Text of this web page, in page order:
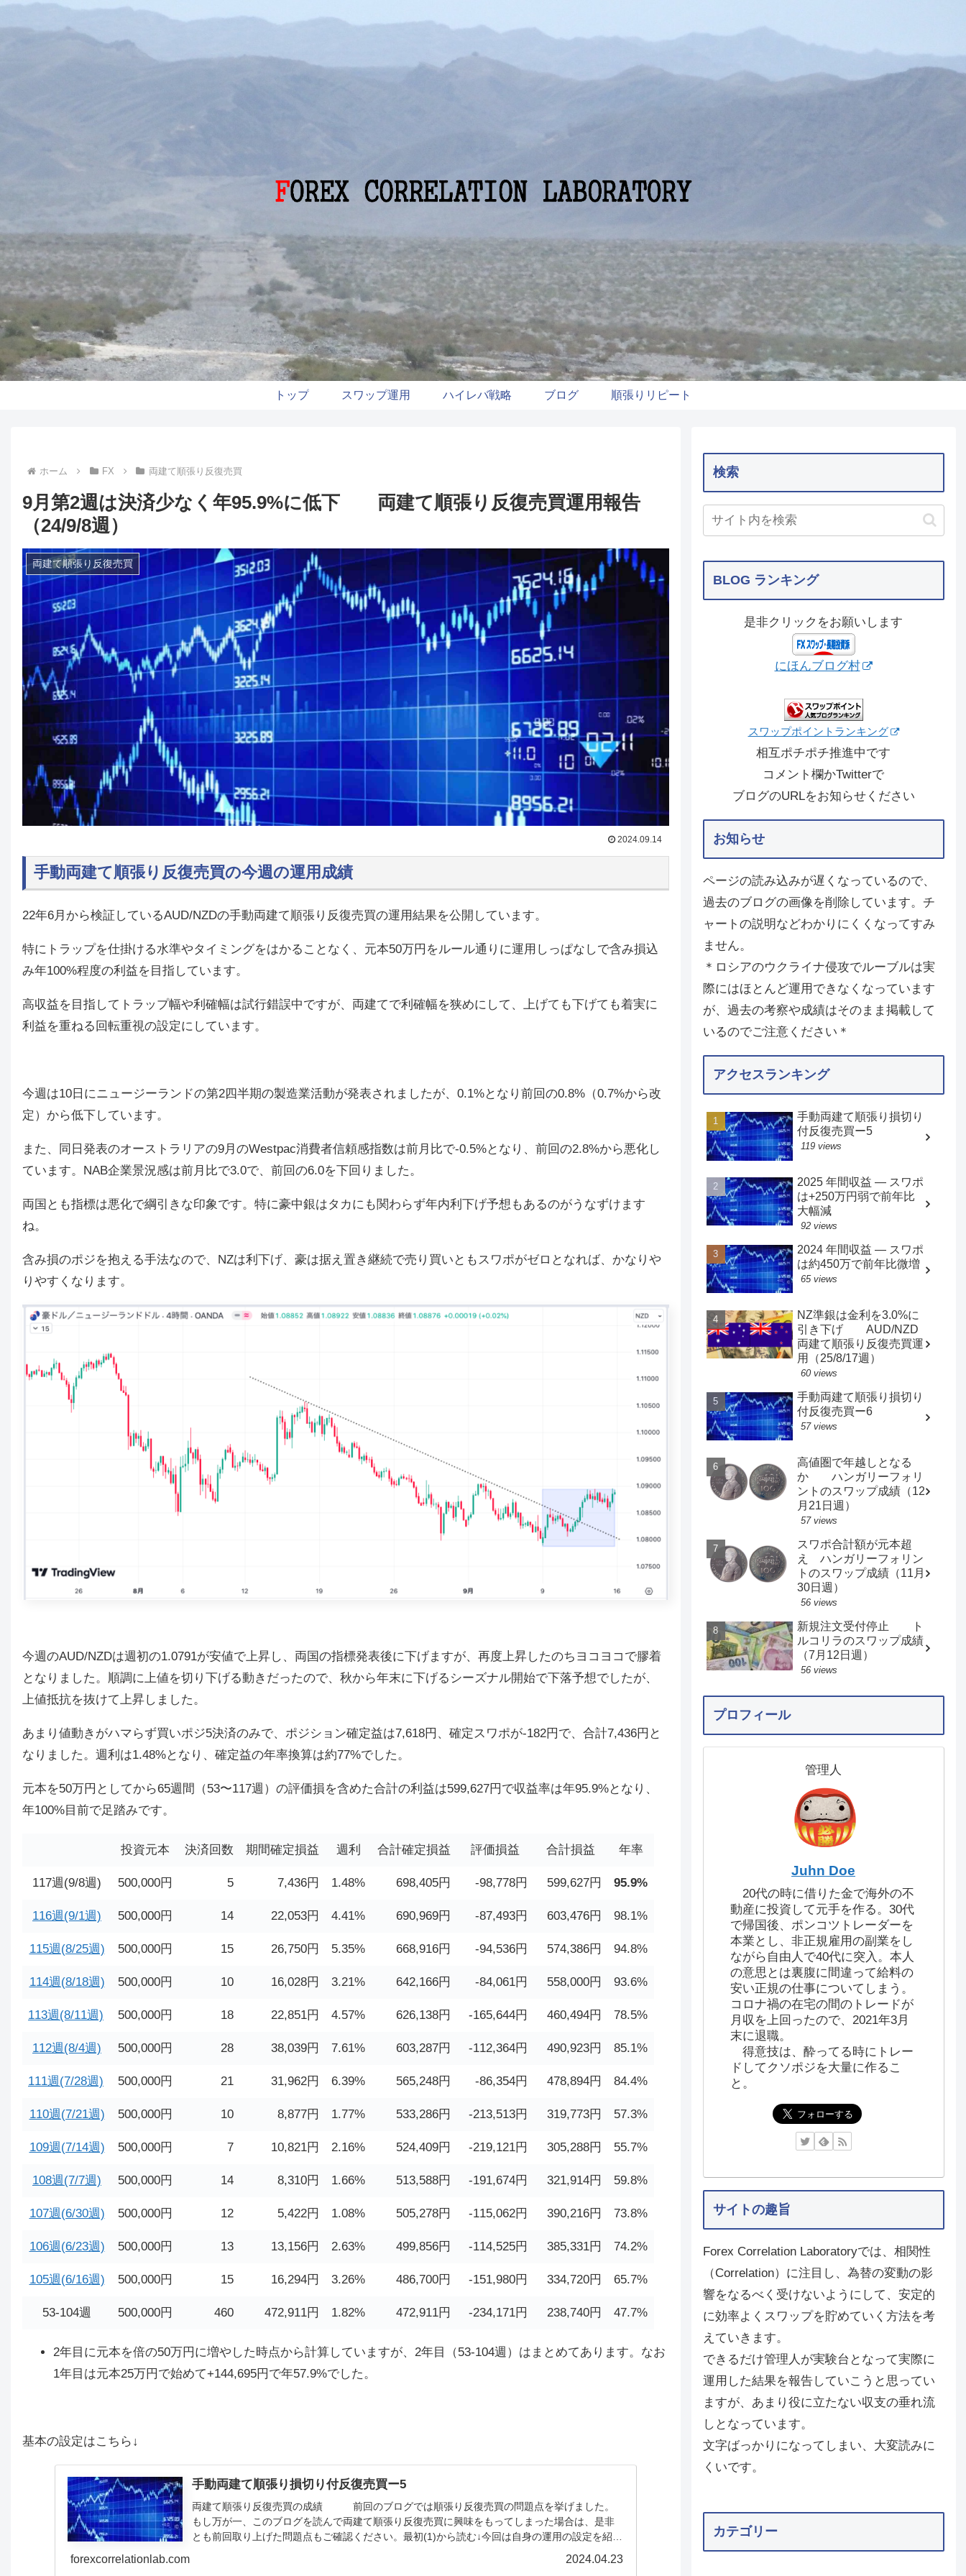
トップ スワップ運用 ハイレバ戦略 ブログ 順張りリピート
ホーム FX 両建て順張り反復売買
9月第2週は決済少なく年95.9%に低下 両建て順張り反復売買運用報告
（24/9/8週）
両建て順張り反復売買
2024.09.14
手動両建て順張り反復売買の今週の運用成績
22年6月から検証しているAUD/NZDの手動両建て順張り反復売買の運用結果を公開しています。
特にトラップを仕掛ける水準やタイミングをはかることなく、元本50万円をルール通りに運用しっぱなしで含み損込
み年100%程度の利益を目指しています。
高収益を目指してトラップ幅や利確幅は試行錯誤中ですが、両建てで利確幅を狭めにして、上げても下げても着実に
利益を重ねる回転重視の設定にしています。
今週は10日にニュージーランドの第2四半期の製造業活動が発表されましたが、0.1%となり前回の0.8%（0.7%から改
定）から低下しています。
また、同日発表のオーストラリアの9月のWestpac消費者信頼感指数は前月比で-0.5%となり、前回の2.8%から悪化し
ています。NAB企業景況感は前月比で3.0で、前回の6.0を下回りました。
両国とも指標は悪化で綱引きな印象です。特に豪中銀はタカにも関わらず年内利下げ予想もあるのがうなずけます
ね。
含み損のポジを抱える手法なので、NZは利下げ、豪は据え置き継続で売り買いともスワポがゼロとなれば、かなりや
りやすくなります。
今週のAUD/NZDは週初の1.0791が安値で上昇し、両国の指標発表後に下げますが、再度上昇したのちヨコヨコで膠着
となりました。順調に上値を切り下げる動きだったので、秋から年末に下げるシーズナル開始で下落予想でしたが、
上値抵抗を抜けて上昇しました。
あまり値動きがハマらず買いポジ5決済のみで、ポジション確定益は7,618円、確定スワポが-182円で、合計7,436円と
なりました。週利は1.48%となり、確定益の年率換算は約77%でした。
元本を50万円としてから65週間（53〜117週）の評価損を含めた合計の利益は599,627円で収益率は年95.9%となり、
年100%目前で足踏みです。
投資元本 決済回数 期間確定損益 週利 合計確定損益 評価損益 合計損益 年率
117週(9/8週) 500,000円 5 7,436円 1.48% 698,405円 -98,778円 599,627円 95.9%
116週(9/1週) 500,000円 14 22,053円 4.41% 690,969円 -87,493円 603,476円 98.1%
115週(8/25週) 500,000円 15 26,750円 5.35% 668,916円 -94,536円 574,386円 94.8%
114週(8/18週) 500,000円 10 16,028円 3.21% 642,166円 -84,061円 558,000円 93.6%
113週(8/11週) 500,000円 18 22,851円 4.57% 626,138円 -165,644円 460,494円 78.5%
112週(8/4週) 500,000円 28 38,039円 7.61% 603,287円 -112,364円 490,923円 85.1%
111週(7/28週) 500,000円 21 31,962円 6.39% 565,248円 -86,354円 478,894円 84.4%
110週(7/21週) 500,000円 10 8,877円 1.77% 533,286円 -213,513円 319,773円 57.3%
109週(7/14週) 500,000円 7 10,821円 2.16% 524,409円 -219,121円 305,288円 55.7%
108週(7/7週) 500,000円 14 8,310円 1.66% 513,588円 -191,674円 321,914円 59.8%
107週(6/30週) 500,000円 12 5,422円 1.08% 505,278円 -115,062円 390,216円 73.8%
106週(6/23週) 500,000円 13 13,156円 2.63% 499,856円 -114,525円 385,331円 74.2%
105週(6/16週) 500,000円 15 16,294円 3.26% 486,700円 -151,980円 334,720円 65.7%
53-104週 500,000円 460 472,911円 1.82% 472,911円 -234,171円 238,740円 47.7%
2年目に元本を倍の50万円に増やした時点から計算していますが、2年目（53-104週）はまとめてあります。なお
1年目は元本25万円で始めて+144,695円で年57.9%でした。
基本の設定はこちら↓
手動両建て順張り損切り付反復売買ー5
両建て順張り反復売買の成績 前回のブログでは順張り反復売買の問題点を挙げました。
もし万が一、このブログを読んで両建て順張り反復売買に興味をもってしまった場合は、是非
とも前回取り上げた問題点もご確認ください。最初(1)から読む↓今回は自身の運用の設定を紹介
forexcorrelationlab.com 2024.04.23
検索
BLOG ランキング
是非クリックをお願いします
にほんブログ村
スワップポイントランキング
相互ポチポチ推進中です
コメント欄かTwitterで
ブログのURLをお知らせください
お知らせ
ページの読み込みが遅くなっているので、
過去のブログの画像を削除しています。チ
ャートの説明などわかりにくくなってすみ
ません。
＊ロシアのウクライナ侵攻でルーブルは実
際にはほとんど運用できなくなっています
が、過去の考察や成績はそのまま掲載して
いるのでご注意ください＊
アクセスランキング
手動両建て順張り損切り
付反復売買ー5
119 views
2025 年間収益 — スワポ
は+250万円弱で前年比
大幅減
92 views
2024 年間収益 — スワポ
は約450万で前年比微増
65 views
NZ準銀は金利を3.0%に
引き下げ AUD/NZD
両建て順張り反復売買運
用（25/8/17週）
60 views
手動両建て順張り損切り
付反復売買ー6
57 views
高値圏で年越しとなる
か ハンガリーフォリ
ントのスワップ成績（12
月21日週）
57 views
スワポ合計額が元本超
え ハンガリーフォリン
トのスワップ成績（11月
30日週）
56 views
新規注文受付停止 ト
ルコリラのスワップ成績
（7月12日週）
56 views
プロフィール
管理人
Juhn Doe
20代の時に借りた金で海外の不
動産に投資して元手を作る。30代
で帰国後、ポンコツトレーダーを
本業とし、非正規雇用の副業をし
ながら自由人で40代に突入。本人
の意思とは裏腹に間違って給料の
安い正規の仕事についてしまう。
コロナ禍の在宅の間のトレードが
月収を上回ったので、2021年3月
末に退職。
得意技は、酔ってる時にトレー
ドしてクソポジを大量に作るこ
と。
サイトの趣旨
Forex Correlation Laboratoryでは、相関性
（Correlation）に注目し、為替の変動の影
響をなるべく受けないようにして、安定的
に効率よくスワップを貯めていく方法を考
えていきます。
できるだけ管理人が実験台となって実際に
運用した結果を報告していこうと思ってい
ますが、あまり役に立たない収支の垂れ流
しとなっています。
文字ばっかりになってしまい、大変読みに
くいです。
カテゴリー